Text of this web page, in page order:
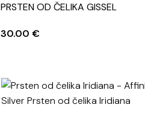
PRSTEN OD ČELIKA GISSEL
30.00 €